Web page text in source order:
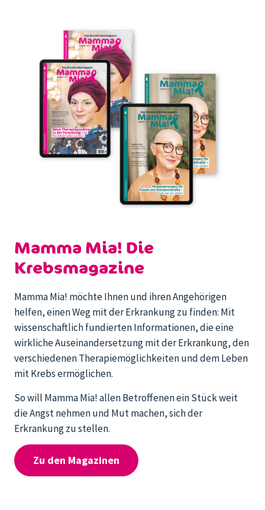
Mamma Mia! Die
Krebsmagazine
Mamma Mia! möchte Ihnen und ihren Angehörigen
helfen, einen Weg mit der Erkrankung zu finden: Mit
wissenschaftlich fundierten Informationen, die eine
wirkliche Auseinandersetzung mit der Erkrankung, den
verschiedenen Therapiemöglichkeiten und dem Leben
mit Krebs ermöglichen.
So will Mamma Mia! allen Betroffenen ein Stück weit
die Angst nehmen und Mut machen, sich der
Erkrankung zu stellen.
Zu den Magazinen